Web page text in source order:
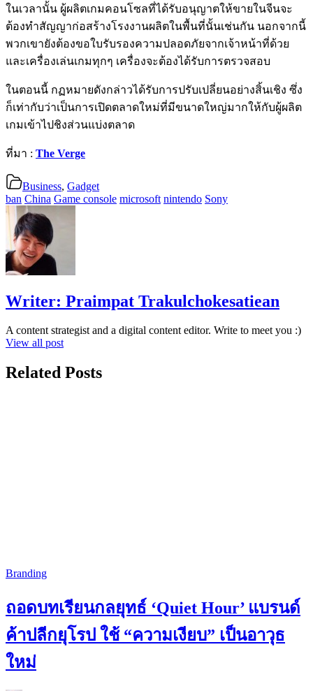
ในเวลานั้น ผู้ผลิตเกมคอนโซลที่ได้รับอนุญาตให้ขายในจีนจะ
ต้องทำสัญญาก่อสร้างโรงงานผลิตในพื้นที่นั้นเช่นกัน นอกจากนี้
พวกเขายังต้องขอใบรับรองความปลอดภัยจากเจ้าหน้าที่ด้วย
และเครื่องเล่นเกมทุกๆ เครื่องจะต้องได้รับการตรวจสอบ
ในตอนนี้ กฏหมายดังกล่าวได้รับการปรับเปลี่ยนอย่างสิ้นเชิง ซึ่ง
ก็เท่ากับว่าเป็นการเปิดตลาดใหม่ที่มีขนาดใหญ่มากให้กับผู้ผลิต
เกมเข้าไปชิงส่วนแบ่งตลาด
ที่มา : The Verge
Business, Gadget
ban China Game console microsoft nintendo Sony
Writer: Praimpat Trakulchokesatiean
A content strategist and a digital content editor. Write to meet you :)
View all post
Related Posts
Branding
ถอดบทเรียนกลยุทธ์ ‘Quiet Hour’ แบรนด์
ค้าปลีกยุโรป ใช้ “ความเงียบ” เป็นอาวุธ
ใหม่